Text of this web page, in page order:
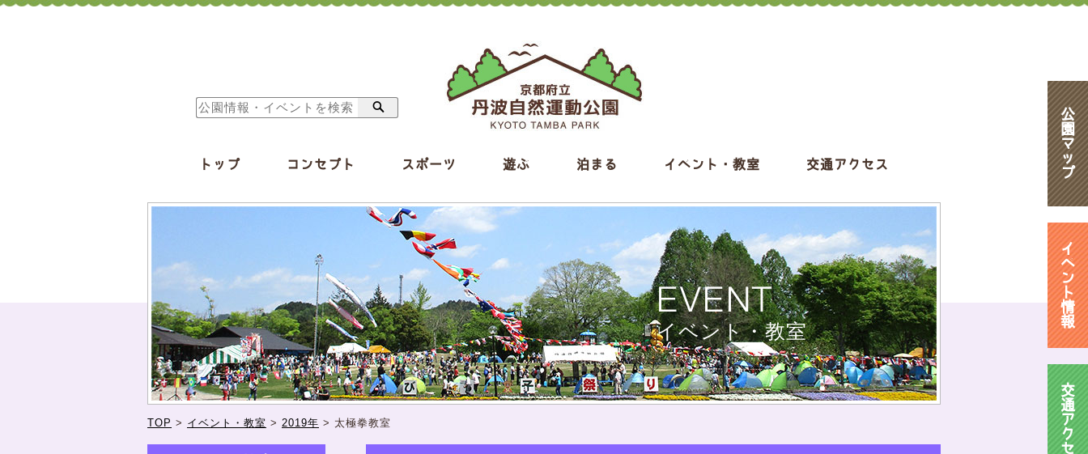
トップ コンセプト スポーツ 遊ぶ 泊まる イベント・教室 交通アクセス
公
園
マ
ッ
プ
イ
ベ
ン
ト
情
報
交
通
ア
ク
セ
EVENT
イベント・教室
TOP > イベント・教室 > 2019年 > 太極拳教室